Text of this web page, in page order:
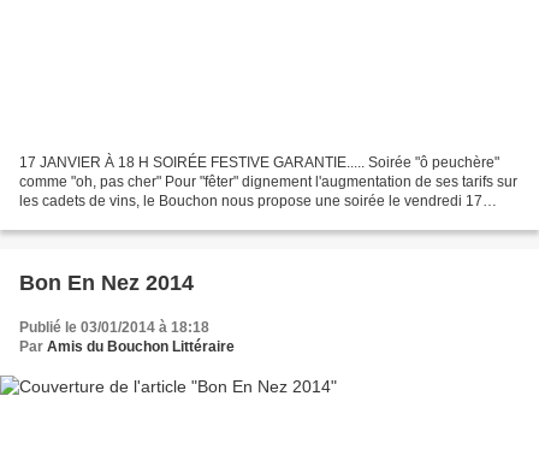
17 JANVIER À 18 H SOIRÉE FESTIVE GARANTIE..... Soirée "ô peuchère"
comme "oh, pas cher" Pour "fêter" dignement l'augmentation de ses tarifs sur
les cadets de vins, le Bouchon nous propose une soirée le vendredi 17
Bon En Nez 2014
Publié le 03/01/2014 à 18:18
Par Amis du Bouchon Littéraire